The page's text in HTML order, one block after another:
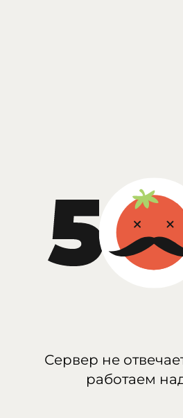
Сервер не
работаем